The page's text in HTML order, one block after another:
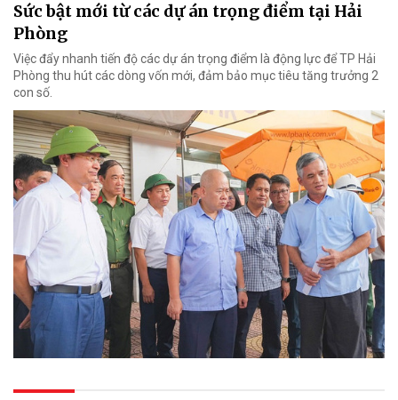
Sức bật mới từ các dự án trọng điểm tại Hải
Phòng
Việc đẩy nhanh tiến độ các dự án trọng điểm là động lực để TP Hải
Phòng thu hút các dòng vốn mới, đảm bảo mục tiêu tăng trưởng 2
con số.